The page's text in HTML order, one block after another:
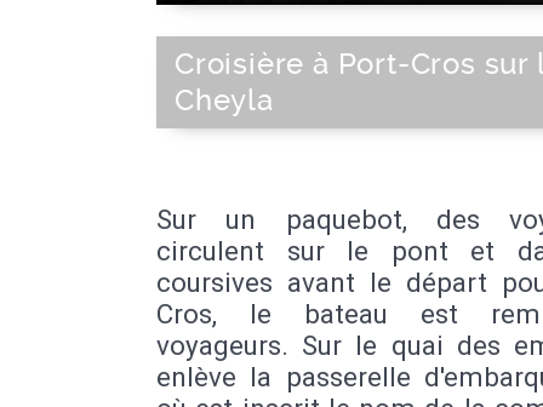
Croisière à Port-Cros sur
Cheyla
Sur un paquebot, des
circulent sur le pont et
coursives avant le départ
Cros, le bateau est
voyageurs. Sur le quai des
enlève la passerelle